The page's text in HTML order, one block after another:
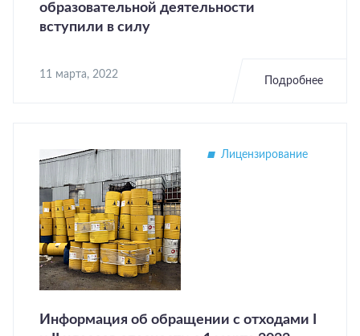
образовательной деятельности
вступили в силу
11 марта, 2022
Подробнее
Лицензирование
Информация об обращении с отходами I